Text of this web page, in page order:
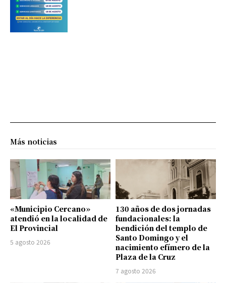
Más noticias
«Municipio Cercano»
atendió en la localidad de
El Provincial
5 agosto 2026
130 años de dos jornadas
fundacionales: la
bendición del templo de
Santo Domingo y el
nacimiento efímero de la
Plaza de la Cruz
7 agosto 2026